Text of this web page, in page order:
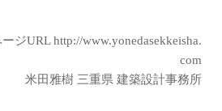
ジURLhttp://www.yonedasekkeisha.
com
米田雅樹 三重県 建築設計事務所